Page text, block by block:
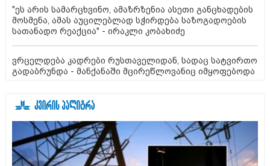
"ეს არის სამარცხვინო, ამაზრზენია ასეთი განცხადების
მოსმენა, ამას აუცილებლად სჭირდება საზოგადოების
სათანადო რეაქცია" - ირაკლი კობახიძე
ვრცელდება კადრები რუსთაველიდან, სადაც სატვირთო
გადაბრუნდა - მანქანაში მცირეწლოვანიც იმყოფებოდა